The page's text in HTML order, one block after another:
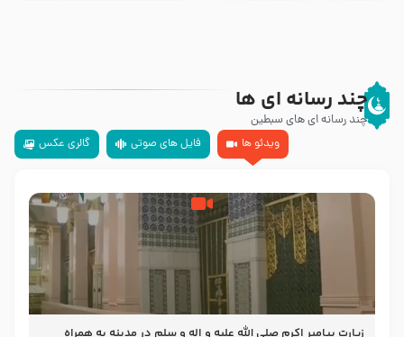
چند رسانه ای ها
چند رسانه ای های سبطین
ویدئو ها
فایل های صوتی گالری عکس
زیارت پیامبر اکرم صلی الله علیه و اله و سلم در مدینه به همراه